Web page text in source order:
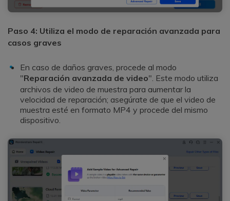
Paso 4: Utiliza el modo de reparación avanzada para
casos graves
En caso de daños graves, procede al modo
"Reparación avanzada de video". Este modo utiliza
archivos de video de muestra para aumentar la
velocidad de reparación; asegúrate de que el video de
muestra esté en formato MP4 y procede del mismo
dispositivo.